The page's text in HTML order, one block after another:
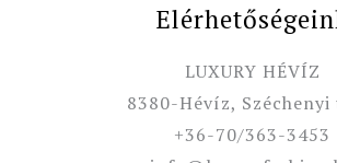
LUXURY HÉVÍZ
8380-Hévíz, Széchenyi
+36-70/363-3453